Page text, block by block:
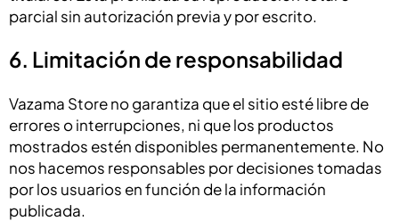
parcial sin autorización previa y por escrito.
6. Limitación de responsabilidad
Vazama Store no garantiza que el sitio esté libre de
errores o interrupciones, ni que los productos
mostrados estén disponibles permanentemente. No
nos hacemos responsables por decisiones tomadas
por los usuarios en función de la información
publicada.